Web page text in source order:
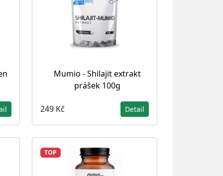
Mumio - Shilajit extrakt
prášek 100g
249 Kč Detail
TOP